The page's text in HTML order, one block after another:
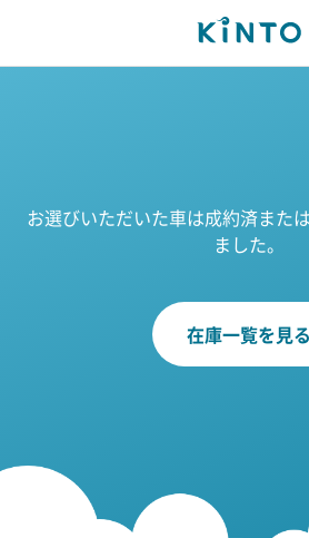
お選びいただいた車は成約済また
ました。
在庫一覧を見る